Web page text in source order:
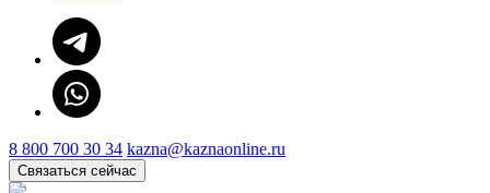
8 800 700 30 34 kazna@kaznaonline.ru
Связаться сейчас